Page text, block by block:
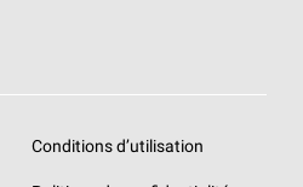
Conditions d’utilisation